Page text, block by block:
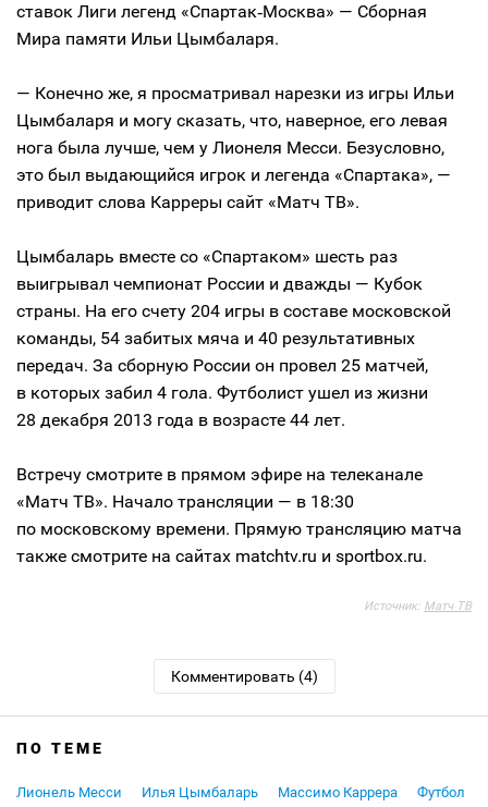
ставок Лиги легенд «Спартак‑Москва» — Сборная
Мира памяти Ильи Цымбаларя.
— Конечно же, я просматривал нарезки из игры Ильи
Цымбаларя и могу сказать, что, наверное, его левая
нога была лучше, чем у Лионеля Месси. Безусловно,
это был выдающийся игрок и легенда «Спартака», —
приводит слова Карреры сайт «Матч ТВ».
Цымбаларь вместе со «Спартаком» шесть раз
выигрывал чемпионат России и дважды — Кубок
страны. На его счету 204 игры в составе московской
команды, 54 забитых мяча и 40 результативных
передач. За сборную России он провел 25 матчей,
в которых забил 4 гола. Футболист ушел из жизни
28 декабря 2013 года в возрасте 44 лет.
Встречу смотрите в прямом эфире на телеканале
«Матч ТВ». Начало трансляции — в 18:30
по московскому времени. Прямую трансляцию матча
также смотрите на сайтах matchtv.ru и sportbox.ru.
Источник: Матч ТВ
Комментировать (4)
ПО ТЕМЕ
Лионель Месси Илья Цымбаларь Массимо Каррера
Футбол